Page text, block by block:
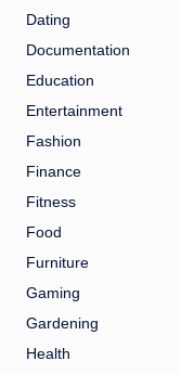
Dating
Documentation
Education
Entertainment
Fashion
Finance
Fitness
Food
Furniture
Gaming
Gardening
Health